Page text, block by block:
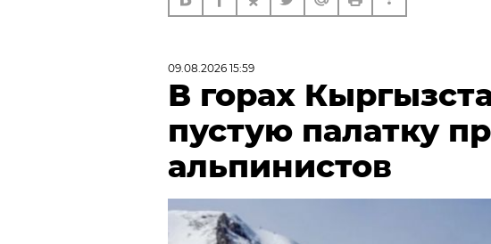
09.08.2026 15:59
В горах
пустую палатку
альпинистов